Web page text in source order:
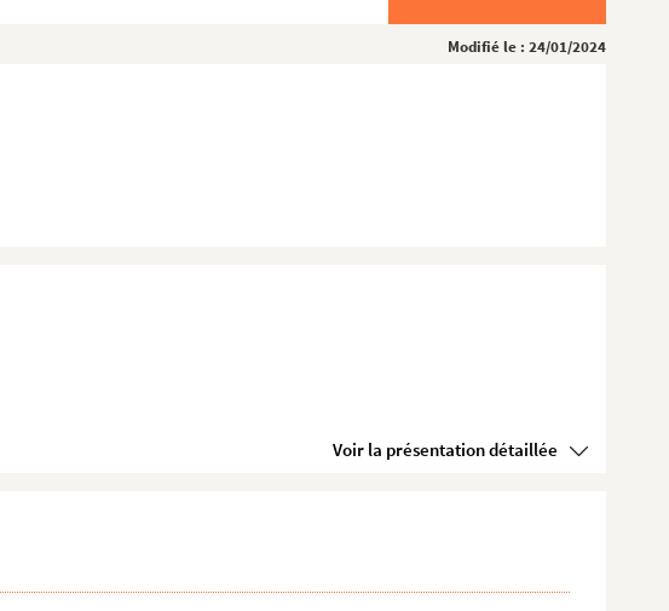
Modifié le : 24/01/2024
Voir la présentation détaillée